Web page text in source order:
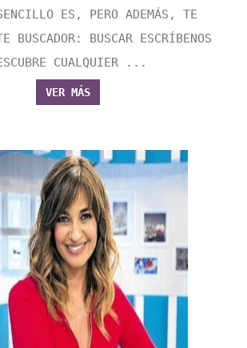
ES, PERO ADEMÁS, TE
BUSCADOR: BUSCAR ESCRÍBENOS
CUALQUIER ...
VER MÁS